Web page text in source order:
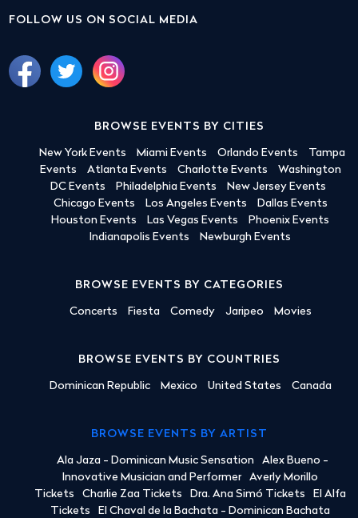
FOLLOW US ON SOCIAL MEDIA
BROWSE EVENTS BY CITIES
New York Events Miami Events Orlando Events
Tampa
Events
Atlanta Events Charlotte Events
Washington
DC Events
Philadelphia Events
New Jersey Events
Chicago Events
Los Angeles Events
Dallas Events
Houston Events
Las Vegas Events
Phoenix Events
Indianapolis Events
Newburgh Events
BROWSE EVENTS BY CATEGORIES
Concerts Fiesta Comedy Jaripeo Movies
BROWSE EVENTS BY COUNTRIES
Dominican Republic Mexico United States Canada
BROWSE EVENTS BY ARTIST
Ala Jaza - Dominican Music Sensation
Alex Bueno -
Innovative Musician and Performer
Averly Morillo
Tickets
Charlie Zaa Tickets Dra. Ana Simó Tickets
El Alfa
Tickets
El Chaval de la Bachata - Dominican Bachata